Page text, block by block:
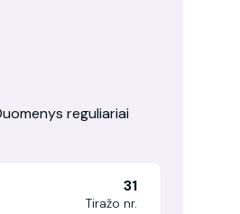
reguliariai
31
Tiražo nr.